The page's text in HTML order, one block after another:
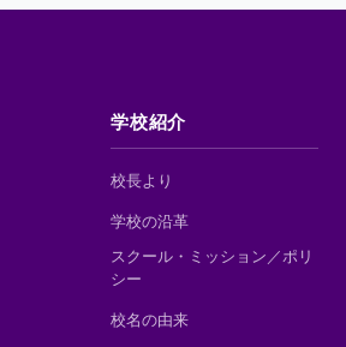
学校紹介
校長より
学校の沿革
スクール・ミッション／ポリ
シー
校名の由来